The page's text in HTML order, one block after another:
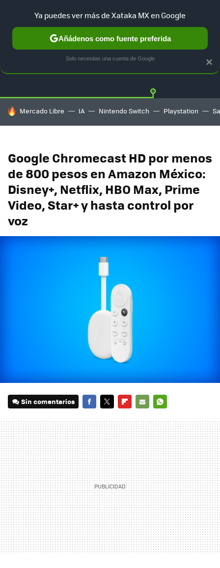
GUÍA DE COMPRAS MERCADO LIBRE
HOY SE HABLA DE
Mercado Libre IA Nintendo Switch Playstation
Google Chromecast HD por menos
de 800 pesos en Amazon México:
Disney+, Netflix, HBO Max, Prime
Video, Star+ y hasta control por
voz
Sin comentarios
MAIL
×
Ya puedes ver más de Xataka MX en Google
Añádenos como fuente preferida
Solo necesitas una cuenta de Google